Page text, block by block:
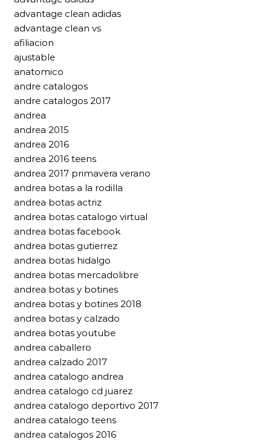
advantage clean adidas
advantage clean vs
afiliacion
ajustable
anatomico
andre catalogos
andre catalogos 2017
andrea
andrea 2015
andrea 2016
andrea 2016 teens
andrea 2017 primavera verano
andrea botas a la rodilla
andrea botas actriz
andrea botas catalogo virtual
andrea botas facebook
andrea botas gutierrez
andrea botas hidalgo
andrea botas mercadolibre
andrea botas y botines
andrea botas y botines 2018
andrea botas y calzado
andrea botas youtube
andrea caballero
andrea calzado 2017
andrea catalogo andrea
andrea catalogo cd juarez
andrea catalogo deportivo 2017
andrea catalogo teens
andrea catalogos 2016